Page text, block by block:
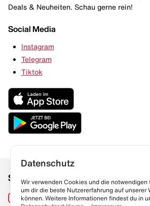
Deals & Neuheiten. Schau gerne rein!
Social Media
Instagram
Telegram
Tiktok
Social Media
Instagram
Links
Sneaker
Datenschutz
Wir verwenden Cookies und die notwendigen
um dir die beste Nutzererfahrung auf unserer
können. Weitere Informationen findest du in